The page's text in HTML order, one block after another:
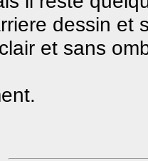
dessin et
et sans